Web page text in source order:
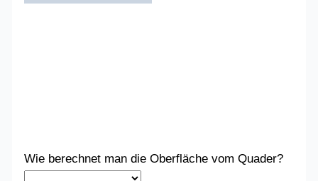
Wie berechnet man die Oberfläche vom Quader?